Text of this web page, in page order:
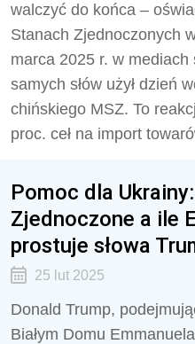
walczyć do końca –
Stanach Zjednoczonych
marca 2025 r. w mediach
samych słów użył dzień
chińskiego MSZ. To
proc. ceł na import
Pomoc dla
Zjednoczone a ile
prostuje słowa
25 lut 2025
Donald Trump,
Białym Domu